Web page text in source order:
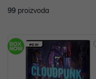
99 proizvoda